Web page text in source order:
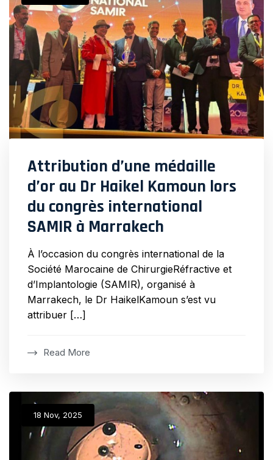
Attribution d’une médaille
d’or au Dr Haikel Kamoun lors
du congrès international
SAMIR à Marrakech
À l’occasion du congrès international de la
Société Marocaine de ChirurgieRéfractive et
d’Implantologie (SAMIR), organisé à
Marrakech, le Dr HaikelKamoun s’est vu
attribuer […]
Read More
18 Nov, 2025